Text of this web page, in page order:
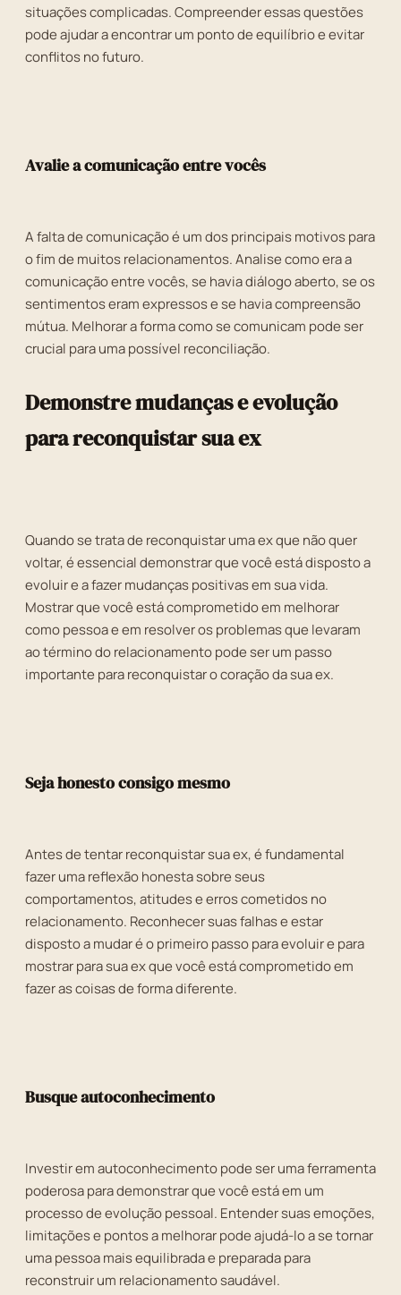
situações complicadas. Compreender essas questões
pode ajudar a encontrar um ponto de equilíbrio e evitar
conflitos no futuro.
Avalie a comunicação entre vocês
A falta de comunicação é um dos principais motivos para
o fim de muitos relacionamentos. Analise como era a
comunicação entre vocês, se havia diálogo aberto, se os
sentimentos eram expressos e se havia compreensão
mútua. Melhorar a forma como se comunicam pode ser
crucial para uma possível reconciliação.
Demonstre mudanças e evolução
para reconquistar sua ex
Quando se trata de reconquistar uma ex que não quer
voltar, é essencial demonstrar que você está disposto a
evoluir e a fazer mudanças positivas em sua vida.
Mostrar que você está comprometido em melhorar
como pessoa e em resolver os problemas que levaram
ao término do relacionamento pode ser um passo
importante para reconquistar o coração da sua ex.
Seja honesto consigo mesmo
Antes de tentar reconquistar sua ex, é fundamental
fazer uma reflexão honesta sobre seus
comportamentos, atitudes e erros cometidos no
relacionamento. Reconhecer suas falhas e estar
disposto a mudar é o primeiro passo para evoluir e para
mostrar para sua ex que você está comprometido em
fazer as coisas de forma diferente.
Busque autoconhecimento
Investir em autoconhecimento pode ser uma ferramenta
poderosa para demonstrar que você está em um
processo de evolução pessoal. Entender suas emoções,
limitações e pontos a melhorar pode ajudá-lo a se tornar
uma pessoa mais equilibrada e preparada para
reconstruir um relacionamento saudável.